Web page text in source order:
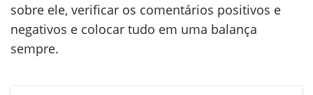
sobre ele, verificar os comentários positivos e
negativos e colocar tudo em uma balança
sempre.